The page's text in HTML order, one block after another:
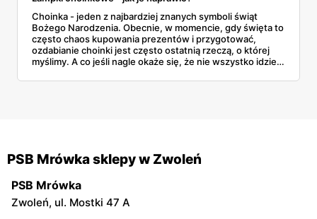
Choinka - jeden z najbardziej znanych symboli świąt
Bożego Narodzenia. Obecnie, w momencie, gdy święta to
często chaos kupowania prezentów i przygotować,
ozdabianie choinki jest często ostatnią rzeczą, o której
myślimy. A co jeśli nagle okaże się, że nie wszystko idzie
nie świecą, a nie mamy już możliwości kupić innych?
PSB Mrówka sklepy w Zwoleń
PSB Mrówka
Zwoleń, ul. Mostki 47 A